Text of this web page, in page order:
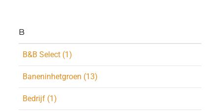
B
B&B Select (1)
Baneninhetgroen (13)
Bedrijf (1)